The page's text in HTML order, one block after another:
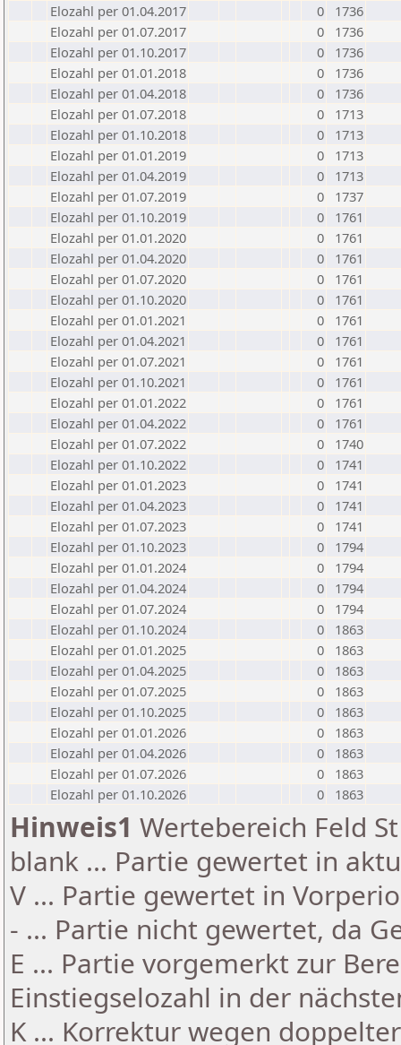
Elozahl per 01.04.2017
0
1736
Elozahl per 01.07.2017
0
1736
Elozahl per 01.10.2017
0
1736
Elozahl per 01.01.2018
0
1736
Elozahl per 01.04.2018
0
1736
Elozahl per 01.07.2018
0
1713
Elozahl per 01.10.2018
0
1713
Elozahl per 01.01.2019
0
1713
Elozahl per 01.04.2019
0
1713
Elozahl per 01.07.2019
0
1737
Elozahl per 01.10.2019
0
1761
Elozahl per 01.01.2020
0
1761
Elozahl per 01.04.2020
0
1761
Elozahl per 01.07.2020
0
1761
Elozahl per 01.10.2020
0
1761
Elozahl per 01.01.2021
0
1761
Elozahl per 01.04.2021
0
1761
Elozahl per 01.07.2021
0
1761
Elozahl per 01.10.2021
0
1761
Elozahl per 01.01.2022
0
1761
Elozahl per 01.04.2022
0
1761
Elozahl per 01.07.2022
0
1740
Elozahl per 01.10.2022
0
1741
Elozahl per 01.01.2023
0
1741
Elozahl per 01.04.2023
0
1741
Elozahl per 01.07.2023
0
1741
Elozahl per 01.10.2023
0
1794
Elozahl per 01.01.2024
0
1794
Elozahl per 01.04.2024
0
1794
Elozahl per 01.07.2024
0
1794
Elozahl per 01.10.2024
0
1863
Elozahl per 01.01.2025
0
1863
Elozahl per 01.04.2025
0
1863
Elozahl per 01.07.2025
0
1863
Elozahl per 01.10.2025
0
1863
Elozahl per 01.01.2026
0
1863
Elozahl per 01.04.2026
0
1863
Elozahl per 01.07.2026
0
1863
Elozahl per 01.10.2026
0 1863
Hinweis1 Wertebereich Feld
blank ... Partie gewertet in
V ... Partie gewertet in
- ... Partie nicht gewertet, da
E ... Partie vorgemerkt zur
Einstiegselozahl in der
K ... Korrektur wegen